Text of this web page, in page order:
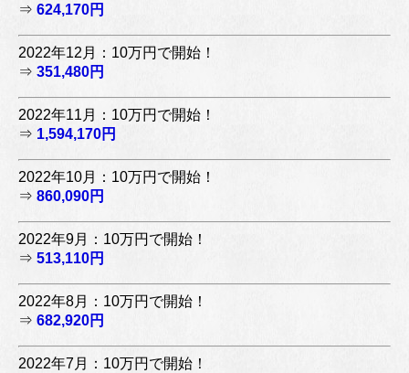
⇒ 624,170円
2022年12月：10万円で開始！
⇒ 351,480円
2022年11月：10万円で開始！
⇒ 1,594,170円
2022年10月：10万円で開始！
⇒ 860,090円
2022年9月：10万円で開始！
⇒ 513,110円
2022年8月：10万円で開始！
⇒ 682,920円
2022年7月：10万円で開始！